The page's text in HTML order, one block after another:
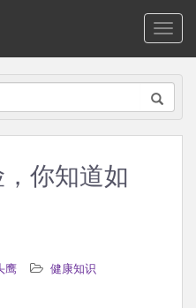
你知道如
鹰 健康知识